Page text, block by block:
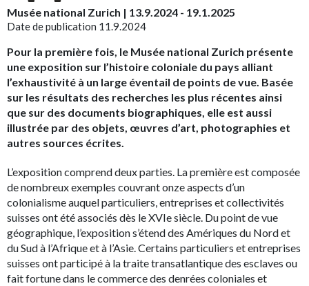
Musée national Zurich | 13.9.2024 - 19.1.2025
Date de publication 11.9.2024
Pour la première fois, le Musée national Zurich présente
une exposition sur l’histoire coloniale du pays alliant
l’exhaustivité à un large éventail de points de vue. Basée
sur les résultats des recherches les plus récentes ainsi
que sur des documents biographiques, elle est aussi
illustrée par des objets, œuvres d’art, photographies et
autres sources écrites.
L’exposition comprend deux parties. La première est composée
de nombreux exemples couvrant onze aspects d’un
colonialisme auquel particuliers, entreprises et collectivités
suisses ont été associés dès le XVIe siècle. Du point de vue
géographique, l’exposition s’étend des Amériques du Nord et
du Sud à l’Afrique et à l’Asie. Certains particuliers et entreprises
suisses ont participé à la traite transatlantique des esclaves ou
fait fortune dans le commerce des denrées coloniales et